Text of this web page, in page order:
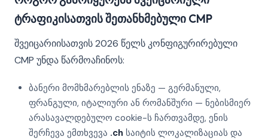
ტრაფიკისათვის შეთანხმებული CMP
შვეიცარიისათვის 2026 წელს კონფიგურირებული
CMP უნდა წარმოაჩინოს:
ბანერი მომხმარებლის ენაზე — გერმანული,
ფრანგული, იტალიური ან რომანშური — ნებისმიერ
არასავალდებულო cookie-ს ჩართვამდე, ენის
შერჩევა ემთხვევა .ch საიტის ლოკალიზაციას და